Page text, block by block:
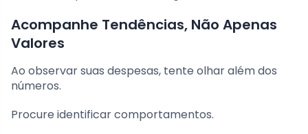
Acompanhe Tendências, Não Apenas
Valores
Ao observar suas despesas, tente olhar além dos
números.
Procure identificar comportamentos.